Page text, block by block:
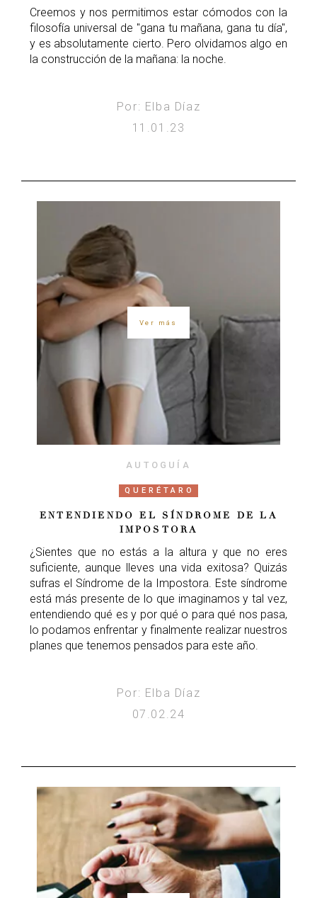
Creemos y nos permitimos estar cómodos con la
filosofía universal de "gana tu mañana, gana tu día",
y es absolutamente cierto. Pero olvidamos algo en
la construcción de la mañana: la noche.
Por: Elba Díaz
11.01.23
Ver más
AUTOGUÍA
QUERÉTARO
ENTENDIENDO EL SÍNDROME DE LA
IMPOSTORA
¿Sientes que no estás a la altura y que no eres
suficiente, aunque lleves una vida exitosa? Quizás
sufras el Síndrome de la Impostora. Este síndrome
está más presente de lo que imaginamos y tal vez,
entendiendo qué es y por qué o para qué nos pasa,
lo podamos enfrentar y finalmente realizar nuestros
planes que tenemos pensados para este año.
Por: Elba Díaz
07.02.24